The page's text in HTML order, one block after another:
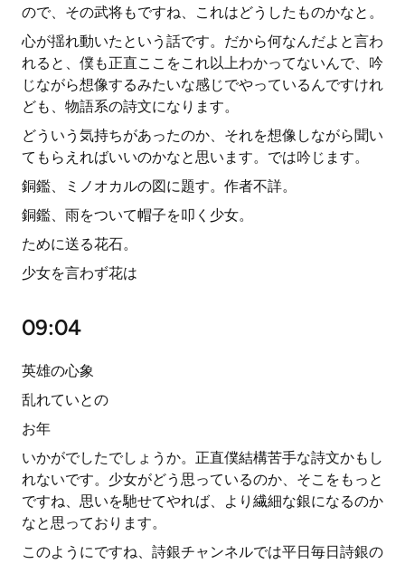
ので、その武将もですね、これはどうしたものかなと。
心が揺れ動いたという話です。だから何なんだよと言わ
れると、僕も正直ここをこれ以上わかってないんで、吟
じながら想像するみたいな感じでやっているんですけれ
ども、物語系の詩文になります。
どういう気持ちがあったのか、それを想像しながら聞い
てもらえればいいのかなと思います。では吟じます。
銅鑑、ミノオカルの図に題す。作者不詳。
銅鑑、雨をついて帽子を叩く少女。
ために送る花石。
少女を言わず花は
09:04
英雄の心象
乱れていとの
お年
いかがでしたでしょうか。正直僕結構苦手な詩文かもし
れないです。少女がどう思っているのか、そこをもっと
ですね、思いを馳せてやれば、より繊細な銀になるのか
なと思っております。
このようにですね、詩銀チャンネルでは平日毎日詩銀の